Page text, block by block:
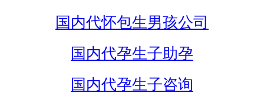
国内代怀包生男孩公司
国内代孕生子助孕
国内代孕生子咨询